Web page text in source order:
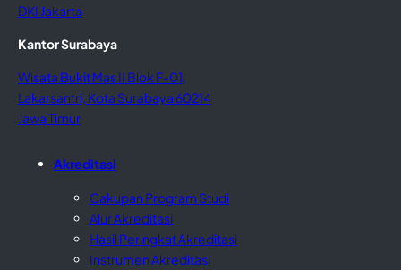
DKI Jakarta
Kantor Surabaya
Wisata Bukit Mas II Blok F-01,
Lakarsantri, Kota Surabaya 60214
Jawa Timur
Akreditasi
Cakupan Program Studi
Alur Akreditasi
Hasil Peringkat Akreditasi
Instrumen Akreditasi